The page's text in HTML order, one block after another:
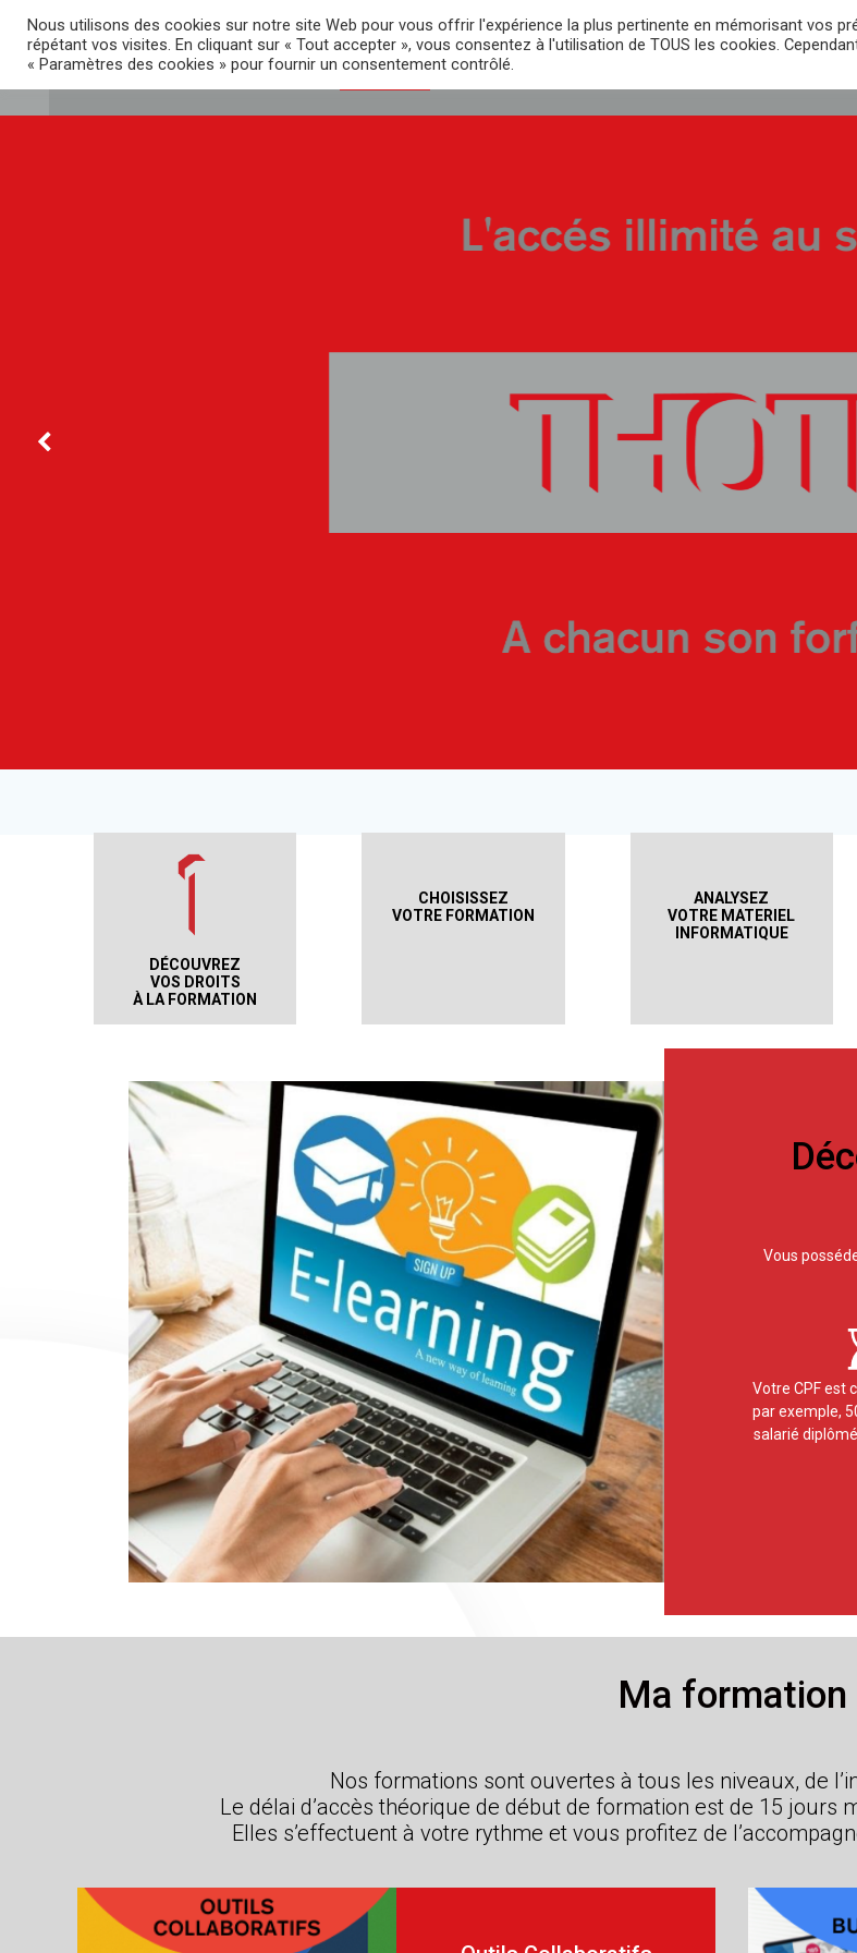
contenu
38 Boulevard de Strasbourg, 62000 Arras 03.21.69.66.47. contact@thote.fr
DÉCOUVREZ
VOS DROITS
À LA FORMATION
CHOISISSEZ
VOTRE FORMATION
ANALYSEZ
VOTRE MATERIEL
INFORMATIQUE
Vous
Votre CPF est
par exemple,
salarié
Ma formation
Nos formations sont ouvertes à tous les niveaux, de
Le délai d’accès théorique de début de formation est de 15 jours
Elles s’effectuent à votre rythme et vous profitez de
Nous utilisons des cookies sur notre site Web pour vous offrir l'expérience la plus pertinente en mémorisant vos
répétant vos visites. En cliquant sur « Tout accepter », vous consentez à l'utilisation de TOUS les cookies.
« Paramètres des cookies » pour fournir un consentement contrôlé.
Adresse de messagerie
Numéro de téléphone *